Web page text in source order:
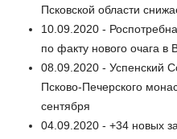
Псковской области
10.09.2020 -
по факту нового очага в
08.09.2020 - Успенский
Псково-Печерского
сентября
04.09.2020 - +34 новых